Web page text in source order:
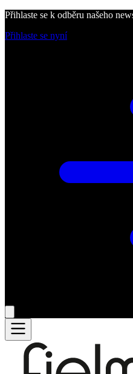
Přihlaste se k odběru našeho
Přihlaste se nyní